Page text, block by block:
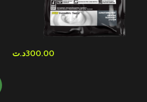
300.00د.ت